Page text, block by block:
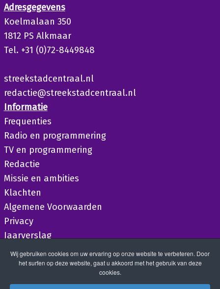
Adresgegevens
Koelmalaan 350
1812 PS Alkmaar
Tel. +31 (0)72-8449848
streekstadcentraal.nl
redactie@streekstadcentraal.nl
Informatie
Frequenties
Radio en programmering
TV en programmering
Redactie
Missie en ambities
Klachten
Algemene Voorwaarden
Privacy
Jaarverslag
Wij gebruiken cookies om uw ervaring op onze website te verbeteren. Door
het surfen op deze website, gaat u akkoord met het gebruik van deze
cookies.